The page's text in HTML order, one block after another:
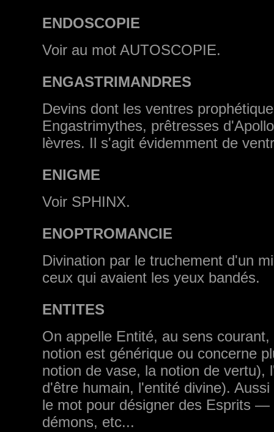
ENDOSCOPIE
Voir au mot AUTOSCOPIE.
ENGASTRIMANDRES
Devins dont les ventres
Engastrimythes, prêtresses
lèvres. Il s'agit évidemment de
ENIGME
Voir SPHINX.
ENOPTROMANCIE
Divination par le truchement d'un
ceux qui avaient les yeux bandés.
ENTITES
On appelle Entité, au sens
notion est générique ou concerne
notion de vase, la notion de
d'être humain, l'entité divine).
le mot pour désigner des Esprits
démons, etc...